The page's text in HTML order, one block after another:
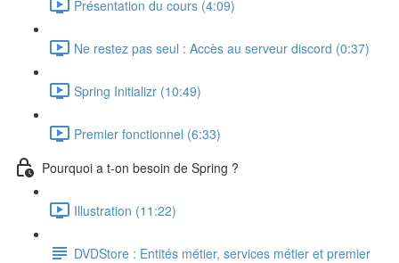
Présentation du cours (4:09)
Ne restez pas seul : Accès au serveur discord (0:37)
Spring Initializr (10:49)
Premier fonctionnel (6:33)
Pourquoi a t-on besoin de Spring ?
Illustration (11:22)
DVDStore : Entités métier, services métier et premier